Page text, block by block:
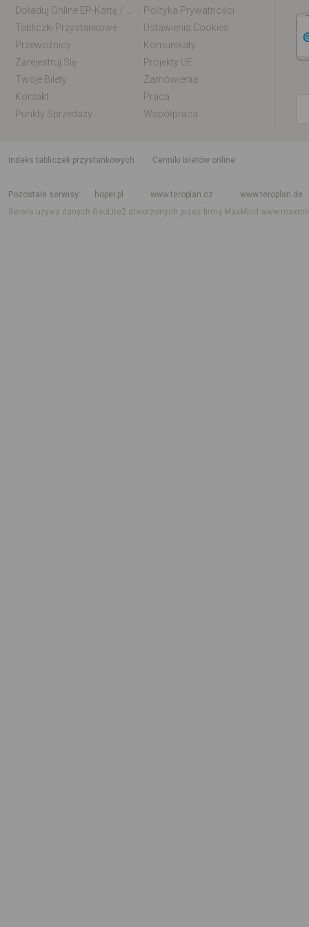
Polityka Prywatności
Tabliczki Przystankowe
Ustawienia Cookies
Przewoźnicy
Komunikaty
Zarejestruj Się
Projekty UE
Twoje Bilety
Zamówienia
Kontakt
Praca
Punkty Sprzedaży
Współpraca
indeks tabliczek przystankowych
Cenniki biletów online
Pozostałe serwisy
hoper.pl www.teroplan.cz
www.teroplan.de
Serwis używa danych GeoLite2 stworzonych przez firmę MaxMind